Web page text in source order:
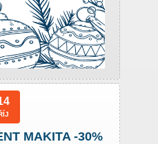
MAKITA -30%